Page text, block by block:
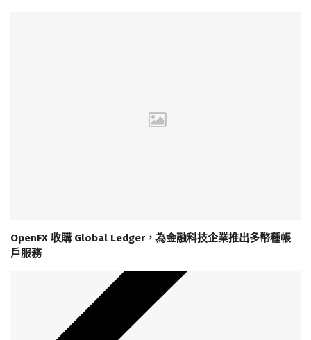
OpenFX 收購 Global Ledger，為金融科技企業推出多幣種帳
戶服務